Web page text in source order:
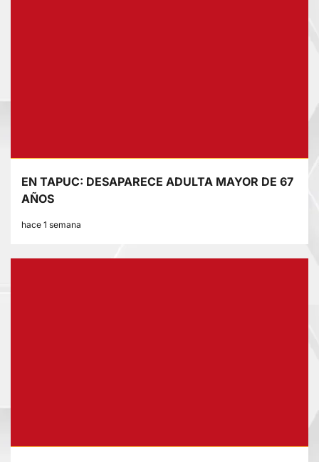
EN TAPUC: DESAPARECE ADULTA MAYOR DE 67
AÑOS
hace 1 semana